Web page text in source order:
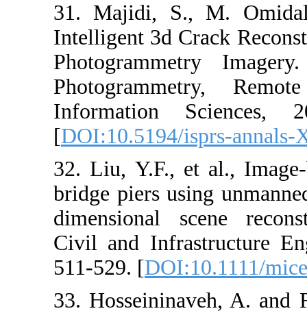
31. Majidi,
Intelligent 3d
[DOI:10.5194/
32. Liu, Y.F.,
bridge piers
dimensional
Civil and
511-529. [
33.